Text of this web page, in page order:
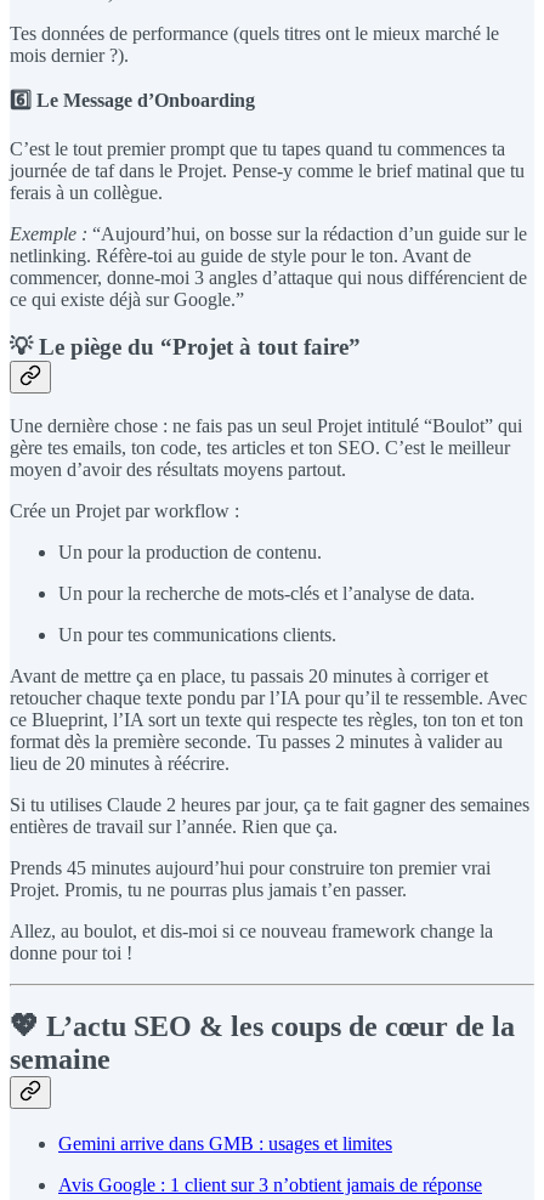
Tes données de performance (quels titres ont le mieux marché le
mois dernier ?).
6️⃣ Le Message d’Onboarding
C’est le tout premier prompt que tu tapes quand tu commences ta
journée de taf dans le Projet. Pense-y comme le brief matinal que tu
ferais à un collègue.
Exemple : “Aujourd’hui, on bosse sur la rédaction d’un guide sur le
netlinking. Réfère-toi au guide de style pour le ton. Avant de
commencer, donne-moi 3 angles d’attaque qui nous différencient de
ce qui existe déjà sur Google.”
💡 Le piège du “Projet à tout faire”
Une dernière chose : ne fais pas un seul Projet intitulé “Boulot” qui
gère tes emails, ton code, tes articles et ton SEO. C’est le meilleur
moyen d’avoir des résultats moyens partout.
Crée un Projet par workflow :
Un pour la production de contenu.
Un pour la recherche de mots-clés et l’analyse de data.
Un pour tes communications clients.
Avant de mettre ça en place, tu passais 20 minutes à corriger et
retoucher chaque texte pondu par l’IA pour qu’il te ressemble. Avec
ce Blueprint, l’IA sort un texte qui respecte tes règles, ton ton et ton
format dès la première seconde. Tu passes 2 minutes à valider au
lieu de 20 minutes à réécrire.
Si tu utilises Claude 2 heures par jour, ça te fait gagner des semaines
entières de travail sur l’année. Rien que ça.
Prends 45 minutes aujourd’hui pour construire ton premier vrai
Projet. Promis, tu ne pourras plus jamais t’en passer.
Allez, au boulot, et dis-moi si ce nouveau framework change la
donne pour toi !
💖 L’actu SEO & les coups de cœur de la
semaine
Gemini arrive dans GMB : usages et limites
Avis Google : 1 client sur 3 n’obtient jamais de réponse